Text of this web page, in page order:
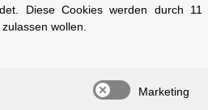
Diese Cookies werden durch
wollen.
Marketing